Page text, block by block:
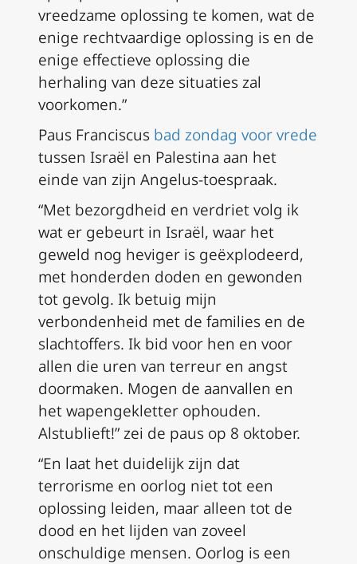
vreedzame oplossing te komen, wat de
enige rechtvaardige oplossing is en de
enige effectieve oplossing die
herhaling van deze situaties zal
voorkomen.”
Paus Franciscus bad zondag voor vrede
tussen Israël en Palestina aan het
einde van zijn Angelus-toespraak.
“Met bezorgdheid en verdriet volg ik
wat er gebeurt in Israël, waar het
geweld nog heviger is geëxplodeerd,
met honderden doden en gewonden
tot gevolg. Ik betuig mijn
verbondenheid met de families en de
slachtoffers. Ik bid voor hen en voor
allen die uren van terreur en angst
doormaken. Mogen de aanvallen en
het wapengekletter ophouden.
Alstublieft!” zei de paus op 8 oktober.
“En laat het duidelijk zijn dat
terrorisme en oorlog niet tot een
oplossing leiden, maar alleen tot de
dood en het lijden van zoveel
onschuldige mensen. Oorlog is een